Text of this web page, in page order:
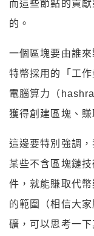
而這些節點的貢
的。
一個區塊要由誰
特幣採用的「工
電腦算力（
獲得創建區塊、賺
這邊要特別強調
某些不含區塊鏈
件，就能賺取代
的範圍（相信大
礦，可以思考一